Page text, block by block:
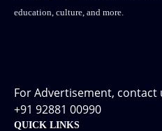
education, culture, and more.
For Advertisement, contact
+91 92881 00990
QUICK LINKS